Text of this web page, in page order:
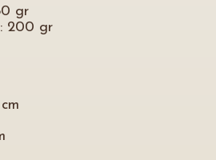
gr
200 gr